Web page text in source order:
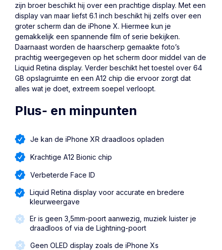
zijn broer beschikt hij over een prachtige display. Met een
display van maar liefst 6.1 inch beschikt hij zelfs over een
groter scherm dan de iPhone X. Hiermee kun je
gemakkelijk een spannende film of serie bekijken.
Daarnaast worden de haarscherp gemaakte foto’s
prachtig weergegeven op het scherm door middel van de
Liquid Retina display. Verder beschikt het toestel over 64
GB opslagruimte en een A12 chip die ervoor zorgt dat
alles wat je doet, extreem soepel verloopt.
Plus- en minpunten
Je kan de iPhone XR draadloos opladen
Krachtige A12 Bionic chip
Verbeterde Face ID
Liquid Retina display voor accurate en bredere
kleurweergave
Er is geen 3,5mm-poort aanwezig, muziek luister je
draadloos of via de Lightning-poort
Geen OLED display zoals de iPhone Xs